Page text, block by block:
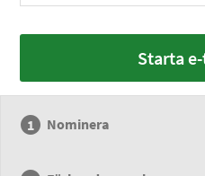
Starta
Nominera